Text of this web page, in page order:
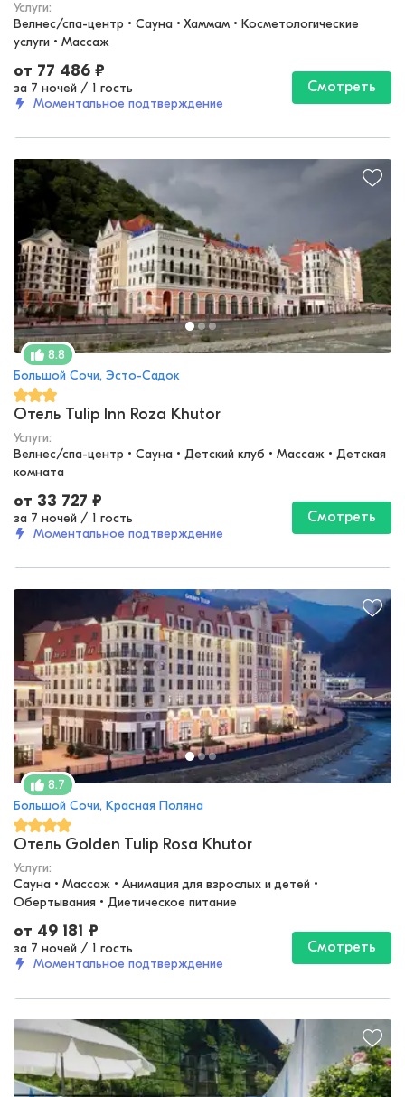
Услуги:
Велнес/спа-центр • Сауна • Хаммам • Косметологические
услуги • Массаж
от 77 486 ₽
за 7 ночей / 1 гость
Моментальное подтверждение
Смотреть
8.8
Большой Сочи, Эсто-Садок
Отель Tulip Inn Roza Khutor
Услуги:
Велнес/спа-центр • Сауна • Детский клуб • Массаж • Детская
комната
от 33 727 ₽
за 7 ночей / 1 гость
Моментальное подтверждение
Смотреть
8.7
Большой Сочи, Красная Поляна
Отель Golden Tulip Rosa Khutor
Услуги:
Сауна • Массаж • Анимация для взрослых и детей •
Обертывания • Диетическое питание
от 49 181 ₽
за 7 ночей / 1 гость
Моментальное подтверждение
Смотреть